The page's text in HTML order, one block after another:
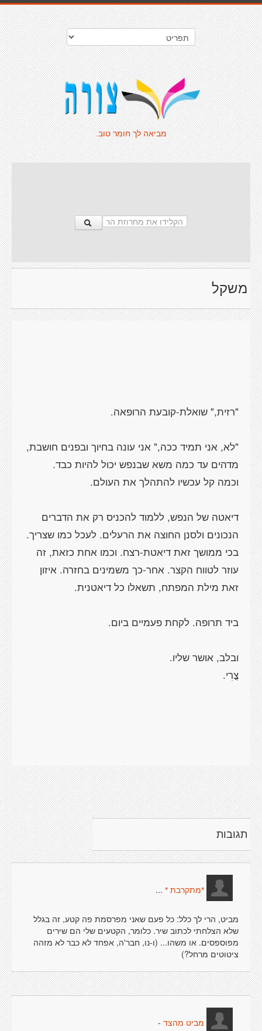
מביאה לך חומר טוב.
משקל
"לא, אני תמיד ככה," אני עונה בחיוך ובפנים חושבת,
דיאטה של הנפש, ללמוד להכניס רק את הדברים
הנכונים ולסנן החוצה את הרעלים. לעכל כמו שצריך.
בכי ממושך זאת דיאטת-רצח. וכמו אחת כזאת, זה
עוזר לטווח הקצר. אחר-כך משמינים בחזרה. איזון
תגובות
*מתקרבת * ...
מביט, הרי לך כלל: כל פעם שאני מפרסמת פה קטע, זה בגלל
שלא הצלחתי לכתוב שיר. כלומר, הקטעים שלי הם שירים
מפוספסים. או משהו... (ו-נו, חבר'ה, אפחד לא כבר לא מזהה
ציטוטים מרחל?)
מביט מהצד -